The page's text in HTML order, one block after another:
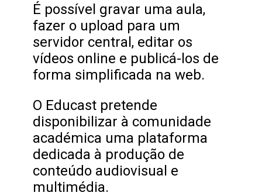
É possível gravar uma aula,
fazer o upload para um
servidor central, editar os
vídeos online e publicá-los de
forma simplificada na web.
O Educast pretende
disponibilizar à comunidade
académica uma plataforma
dedicada à produção de
conteúdo audiovisual e
multimédia.